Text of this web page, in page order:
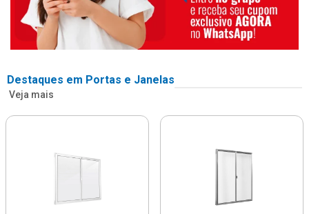
Destaques em Portas e Janelas
Veja mais